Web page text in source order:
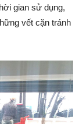
gian sử dụng,
vết cặn tránh